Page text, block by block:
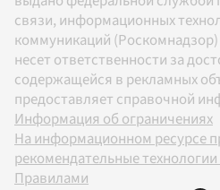
связи, информационных
коммуникаций (Роскомнадзор)
несет ответственности за
содержащейся в рекламных
предоставляет справочной
Информация об ограничениях
На информационном ресурсе
рекомендательные
Правилами